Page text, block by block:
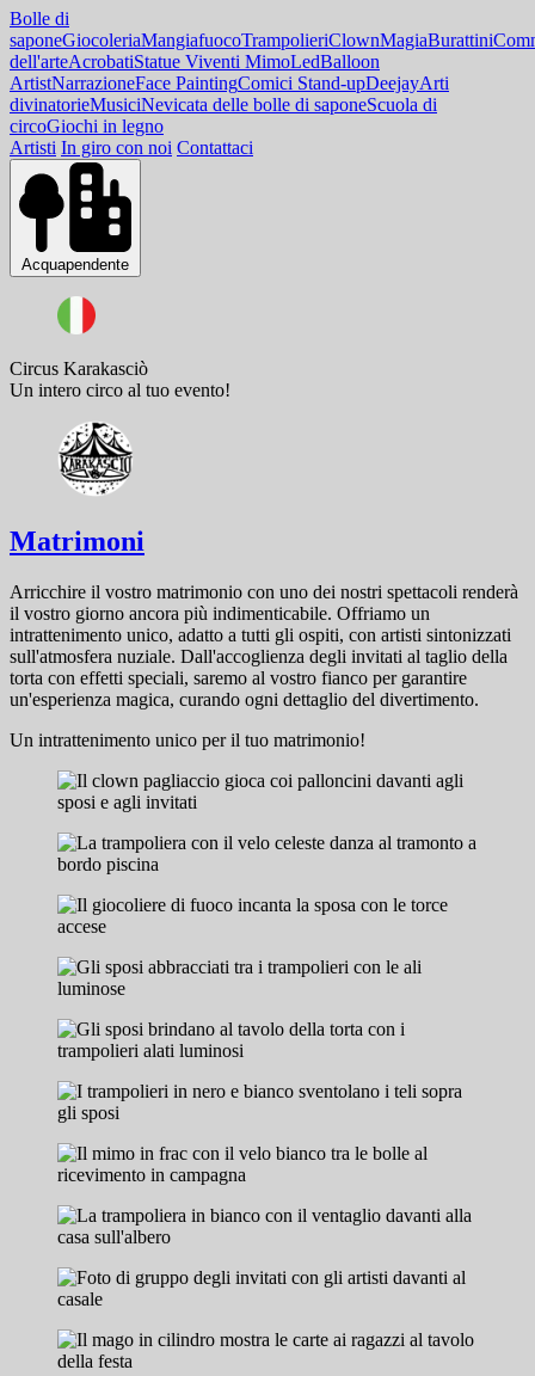
Bolle di
saponeGiocoleriaMangiafuocoTrampolieriClownMagiaBurattini
dell'arteAcrobatiStatue Viventi MimoLedBalloon
ArtistNarrazioneFace PaintingComici Stand-upDeejayArti
divinatorieMusiciNevicata delle bolle di saponeScuola di
circoGiochi in legno
Artisti In giro con noi Contattaci
Acquapendente
Circus Karakasciò
Un intero circo al tuo evento!
Matrimoni
Arricchire il vostro matrimonio con uno dei nostri spettacoli renderà
il vostro giorno ancora più indimenticabile. Offriamo un
intrattenimento unico, adatto a tutti gli ospiti, con artisti sintonizzati
sull'atmosfera nuziale. Dall'accoglienza degli invitati al taglio della
torta con effetti speciali, saremo al vostro fianco per garantire
un'esperienza magica, curando ogni dettaglio del divertimento.
Un intrattenimento unico per il tuo matrimonio!